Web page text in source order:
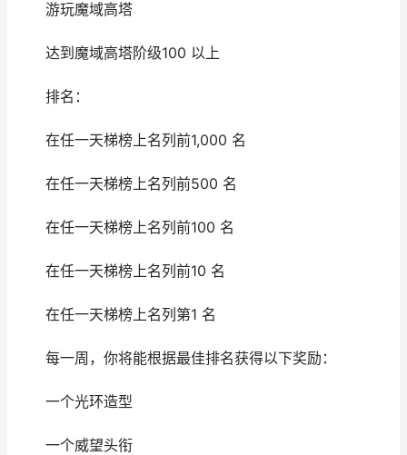
游玩魔域高塔
达到魔域高塔阶级100 以上
排名：
在任一天梯榜上名列前1,000 名
在任一天梯榜上名列前500 名
在任一天梯榜上名列前100 名
在任一天梯榜上名列前10 名
在任一天梯榜上名列第1 名
每一周，你将能根据最佳排名获得以下奖励：
一个光环造型
一个威望头衔